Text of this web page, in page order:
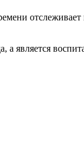
отслеживает
а является